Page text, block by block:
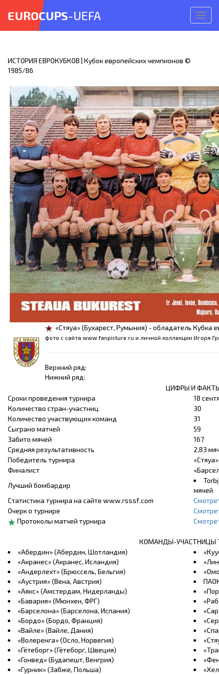
меню
EUROCUPS-UEFA
ИСТОРИЯ ЕВРОКУБКОВ | Кубок европейских чемпионов ©
1985/86
«Стяуа» (Бухарест, Румыния) - обладатель Кубка
фото с сайта www.fanpicture.ru и личной коллекции Игоря
Верхний ряд:
Нижний ряд:
ЦИФРЫ И
Сроки проведения турнира
18
Количество стран-участниц
30
Количество участвующих команд
31
Сыграно матчей
59
Забито мячей
167
Средняя результативность
2,83
Победитель турнира
Финалист
Лучший бомбардир
мячей
Статистика турнира на сайте www.rsssf.com
Очерк о турнире
Протоколы матчей турнира
КОМАНДЫ-УЧАСТНИЦЫ
«Абердин» (Абердин, Шотландия)
«Акранес» (Акранес, Исландия)
«Андерлехт» (Брюссель, Бельгия)
«Аустрия» (Вена, Австрия)
«Аякс» (Амстердам, Нидерланды)
«Бавария» (Мюнхен, ФРГ)
«Барселона» (Барселона, Испания)
«Бордо» (Бордо, Франция)
«Вайле» (Вайле, Дания)
«Волеренга» (Осло, Норвегия)
«Гётеборг» (Гётеборг, Швеция)
«Гонвед» (Будапешт, Венгрия)
«Гурник» (Забже, Польша)